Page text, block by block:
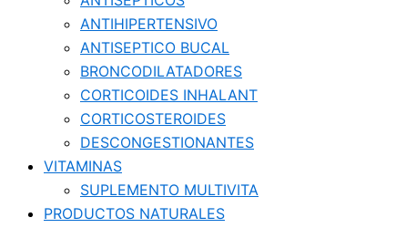
ANTIHIPERTENSIVO
ANTISEPTICO BUCAL
BRONCODILATADORES
CORTICOIDES INHALANT
CORTICOSTEROIDES
DESCONGESTIONANTES
VITAMINAS
SUPLEMENTO MULTIVITA
PRODUCTOS NATURALES